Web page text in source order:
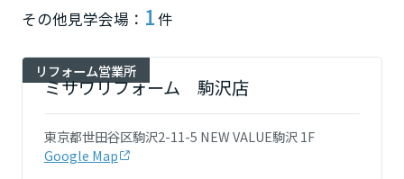
その他見学会場： 1件
リフォーム営業所
ミサワリフォーム 駒沢店
東京都世田谷区駒沢2-11-5 NEW VALUE駒沢 1F
Google Map
岐阜県